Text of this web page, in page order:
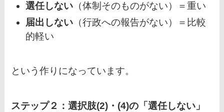
選任しない（体制そのものがない）＝重い
届出しない（行政への報告がない）＝比較
的軽い
という作りになっています。
ステップ２：選択肢(2)・(4)の「選任しない」